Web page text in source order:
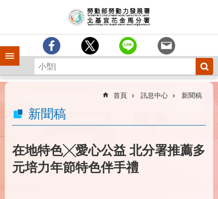
手機側欄
中
分
簡
業
務
為
民
首頁 訊息中心 新聞稿
新聞稿
在地特色╳愛心公益 北分署推薦多
元培力年節特色伴手禮